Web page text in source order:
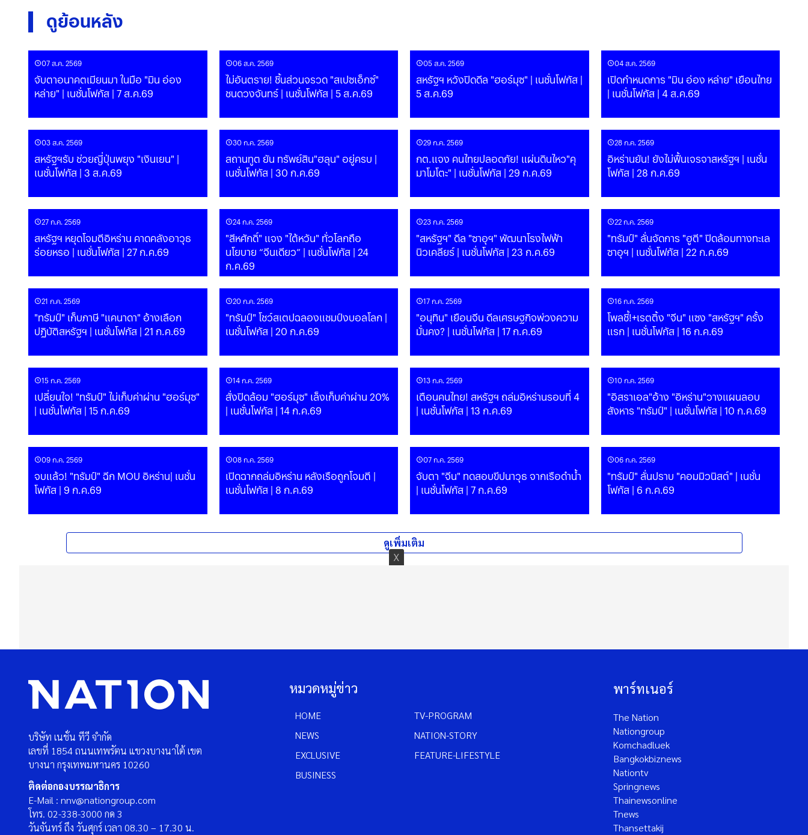
ดูย้อนหลัง
07 ส.ค. 2569
จับตาอนาคตเมียนมา ในมือ "มิน อ่อง
หล่าย" | เนชั่นโฟกัส | 7 ส.ค.69
06 ส.ค. 2569
ไม่อันตราย! ชิ้นส่วนจรวด "สเปซเอ็กซ์"
ชนดวงจันทร์ | เนชั่นโฟกัส | 5 ส.ค.69
05 ส.ค. 2569
สหรัฐฯ หวังปิดดีล "ฮอร์มุซ" | เนชั่นโฟกัส |
5 ส.ค.69
04 ส.ค. 2569
เปิดกำหนดการ "มิน อ่อง หล่าย" เยือนไทย
| เนชั่นโฟกัส | 4 ส.ค.69
03 ส.ค. 2569
สหรัฐฯรับ ช่วยญี่ปุ่นพยุง "เงินเยน" |
เนชั่นโฟกัส | 3 ส.ค.69
30 ก.ค. 2569
สถานทูต ยัน ทรัพย์สิน"ฮลุน" อยู่ครบ |
เนชั่นโฟกัส | 30 ก.ค.69
29 ก.ค. 2569
กต.แจง คนไทยปลอดภัย! แผ่นดินไหว"คุ
มาโมโตะ" | เนชั่นโฟกัส | 29 ก.ค.69
28 ก.ค. 2569
อิหร่านยัน! ยังไม่ฟื้นเจรจาสหรัฐฯ | เนชั่น
โฟกัส | 28 ก.ค.69
27 ก.ค. 2569
สหรัฐฯ หยุดโจมตีอิหร่าน คาดคลังอาวุธ
ร่อยหรอ | เนชั่นโฟกัส | 27 ก.ค.69
24 ก.ค. 2569
"สีหศักดิ์" แจง "ไต้หวัน" ทั่วโลกถือ
นโยบาย “จีนเดียว” | เนชั่นโฟกัส | 24
ก.ค.69
23 ก.ค. 2569
"สหรัฐฯ" ดีล "ซาอุฯ" พัฒนาโรงไฟฟ้า
นิวเคลียร์ | เนชั่นโฟกัส | 23 ก.ค.69
22 ก.ค. 2569
"ทรัมป์" ลั่นจัดการ "ฮูตี" ปิดล้อมทางทะเล
ซาอุฯ | เนชั่นโฟกัส | 22 ก.ค.69
21 ก.ค. 2569
"ทรัมป์" เก็บภาษี "แคนาดา" อ้างเลือก
ปฏิบัติสหรัฐฯ | เนชั่นโฟกัส | 21 ก.ค.69
20 ก.ค. 2569
"ทรัมป์" โชว์สเตปฉลองแชมป์งบอลโลก |
เนชั่นโฟกัส | 20 ก.ค.69
17 ก.ค. 2569
"อนุทิน" เยือนจีน ดีลเศรษฐกิจพ่วงความ
มั่นคง? | เนชั่นโฟกัส | 17 ก.ค.69
16 ก.ค. 2569
โพลชี้!+เรตติ้ง "จีน" แซง "สหรัฐฯ" ครั้ง
แรก | เนชั่นโฟกัส | 16 ก.ค.69
15 ก.ค. 2569
เปลี่ยนใจ! "ทรัมป์" ไม่เก็บค่าผ่าน "ฮอร์มุซ"
| เนชั่นโฟกัส | 15 ก.ค.69
14 ก.ค. 2569
สั่งปิดล้อม "ฮอร์มุซ" เล็งเก็บค่าผ่าน 20%
| เนชั่นโฟกัส | 14 ก.ค.69
13 ก.ค. 2569
เตือนคนไทย! สหรัฐฯ ถล่มอิหร่านรอบที่ 4
| เนชั่นโฟกัส | 13 ก.ค.69
10 ก.ค. 2569
"อิสราเอล"อ้าง "อิหร่าน"วางแผนลอบ
สังหาร "ทรัมป์" | เนชั่นโฟกัส | 10 ก.ค.69
09 ก.ค. 2569
จบแล้ว! "ทรัมป์" ฉีก MOU อิหร่าน| เนชั่น
โฟกัส | 9 ก.ค.69
08 ก.ค. 2569
เปิดฉากถล่มอิหร่าน หลังเรือถูกโจมตี |
เนชั่นโฟกัส | 8 ก.ค.69
07 ก.ค. 2569
จับตา "จีน" ทดสอบขีปนาวุธ จากเรือดำน้ำ
| เนชั่นโฟกัส | 7 ก.ค.69
06 ก.ค. 2569
"ทรัมป์" ลั่นปราบ "คอมมิวนิสต์" | เนชั่น
โฟกัส | 6 ก.ค.69
ดูเพิ่มเติม
บริษัท เนชั่น ทีวี จำกัด
เลขที่ 1854 ถนนเทพรัตน แขวงบางนาใต้ เขต
บางนา กรุงเทพมหานคร 10260
ติดต่อกองบรรณาธิการ
E-Mail : nnv@nationgroup.com
โทร. 02-338-3000 กด 3
วันจันทร์ ถึง วันศุกร์ เวลา 08.30 – 17.30 น.
หมวดหมู่ข่าว
HOME
NEWS
EXCLUSIVE
BUSINESS
TV-PROGRAM
NATION-STORY
FEATURE-LIFESTYLE
พาร์ทเนอร์
The Nation
Nationgroup
Komchadluek
Bangkokbiznews
Nationtv
Springnews
Thainewsonline
Tnews
Thansettakij